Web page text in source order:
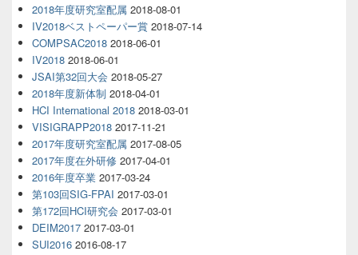
2018年度研究室配属 2018-08-01
IV2018ベストペーパー賞 2018-07-14
COMPSAC2018 2018-06-01
IV2018 2018-06-01
JSAI第32回大会 2018-05-27
2018年度新体制 2018-04-01
HCI International 2018 2018-03-01
VISIGRAPP2018 2017-11-21
2017年度研究室配属 2017-08-05
2017年度在外研修 2017-04-01
2016年度卒業 2017-03-24
第103回SIG-FPAI 2017-03-01
第172回HCI研究会 2017-03-01
DEIM2017 2017-03-01
SUI2016 2016-08-17